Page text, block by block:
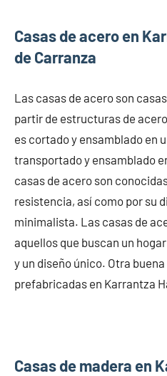
Casas de acero en
de Carranza
Las casas de acero son
partir de estructuras de
es cortado y ensamblado en
transportado y ensamblado
casas de acero son
resistencia, así como por su
minimalista. Las casas de
aquellos que buscan un
y un diseño único. Otra
prefabricadas en Karrantza
Casas de madera en